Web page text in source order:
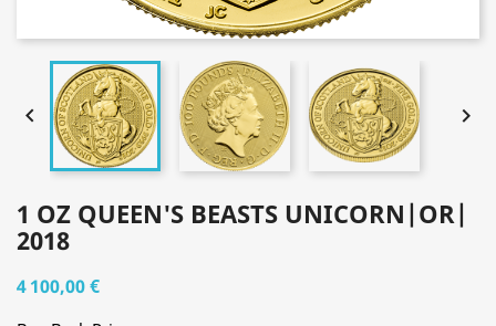
 
1 OZ QUEEN'S BEASTS UNICORN|OR|
2018
4 100,00 €